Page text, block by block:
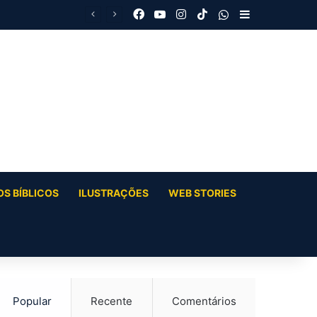
Facebook
YouTubeInstagram
TikTokWhatsApp
Barra Lateral
BÍBLICOS ILUSTRAÇÕES WEB STORIES
Popular Recente Comentários